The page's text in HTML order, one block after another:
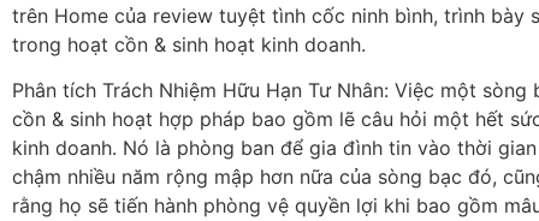
trên Home của review tuyệt tình cốc ninh bình, trình bày
trong hoạt cồn & sinh hoạt kinh doanh.
Phân tích Trách Nhiệm Hữu Hạn Tư Nhân: Việc một
cồn & sinh hoạt hợp pháp bao gồm lẽ câu hỏi một hết
kinh doanh. Nó là phòng ban để gia đình tin vào thời
chậm nhiều năm rộng mập hơn nữa của sòng bạc đó,
rằng họ sẽ tiến hành phòng vệ quyền lợi khi bao gồm